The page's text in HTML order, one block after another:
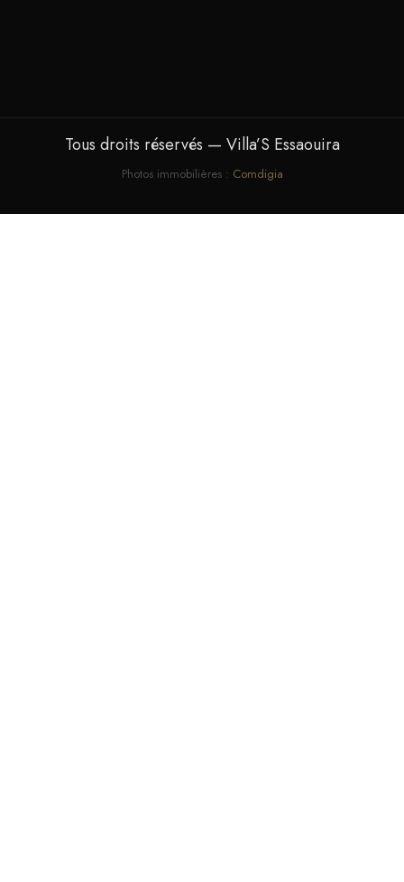
Tous droits réservés — Villa’S Essaouira
Photos immobilières : Comdigia